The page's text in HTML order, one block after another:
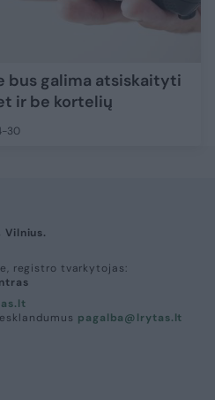
bus galima atsiskaityti
ir be kortelių
30
Vilnius.
registro tvarkytojas:
pagalba@lrytas.lt